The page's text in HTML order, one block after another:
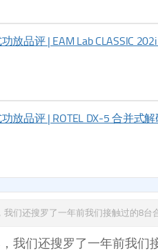
放品评 | EAM Lab CLASSIC
放品评 | ROTEL DX-5 合并式
们还搜罗了一年前我们接触过的8台
我们还搜罗了一年前我